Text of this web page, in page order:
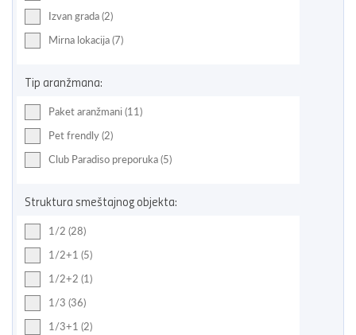
Izvan grada (2)
Mirna lokacija (7)
Tip aranžmana:
Paket aranžmani (11)
Pet frendly (2)
Club Paradiso preporuka (5)
Struktura smeštajnog objekta:
1/2 (28)
1/2+1 (5)
1/2+2 (1)
1/3 (36)
1/3+1 (2)